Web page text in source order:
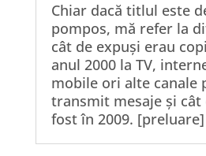
Chiar dacă titlul este
pompos, mă refer la
cât de expuși erau
anul 2000 la TV,
mobile ori alte canale
transmit mesaje și cât
fost în 2009. [preluare]